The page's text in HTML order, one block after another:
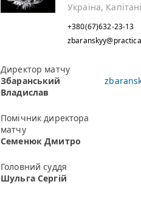
Україна,
+380(67)632-23-13
Директор матчу
Збаранський
Владислав
Помічник директора
матчу
Семенюк Дмитро
Головний суддя
Шульга Сергій